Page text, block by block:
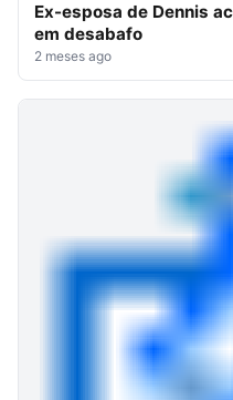
Ex-esposa de Dennis
em desabafo
2 meses ago